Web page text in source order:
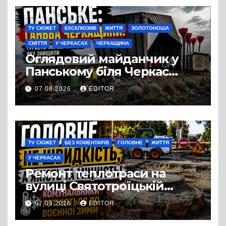
TV СЮЖЕТ ЕКСКЛЮЗИВ ЖИТТЯ ЗОЛОТОНОША
СМІТТЯ У ЧЕРКАСАХ ЧЕРКАЩИНА
Оглядовий майданчик у
Панському біля Черкас
перетворився на занедбане
сміттєзвалище
07.08.2026 EDITOR
TV СЮЖЕТ БЕЗ КОМЕНТАРІВ ГОЛОВНЕ ЖИТТЯ
У ЧЕРКАСАХ
Ремонт теплотраси на
вулиці Святотроїцькій
затягнувся порівняно із
запланованими термінами.
07.08.2026 EDITOR